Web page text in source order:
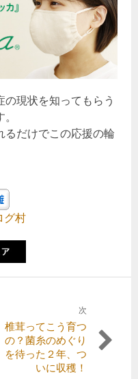
現状を知ってもらう
るだけでこの応援の輪
グ村
次
次
の
椎茸ってこう育つ
の？菌糸のめぐり
を待った２年、つ
いに収穫！